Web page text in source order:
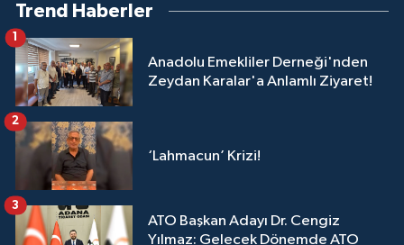
Trend Haberler
Anadolu Emekliler Derneği'nden
Zeydan Karalar'a Anlamlı Ziyaret!
1
‘Lahmacun’ Krizi!
2
ATO Başkan Adayı Dr. Cengiz
Yılmaz: Gelecek Dönemde ATO
3